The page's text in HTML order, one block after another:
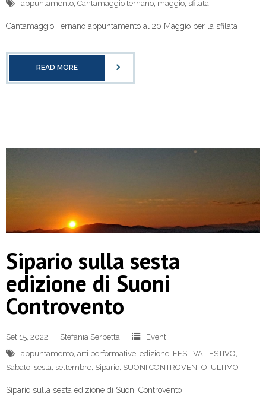
appuntamento Cantamaggio ternano maggio sfilata
Cantamaggio Ternano appuntamento al 20 Maggio per la sfilata
READ MORE
Sipario sulla sesta
edizione di Suoni
Controvento
Set 15, 2022 Stefania Serpetta
Eventi
appuntamento, arti performative, edizione, FESTIVAL ESTIVO,
Sabato, sesta, settembre, Sipario, SUONI CONTROVENTO, ULTIMO
Sipario sulla sesta edizione di Suoni Controvento